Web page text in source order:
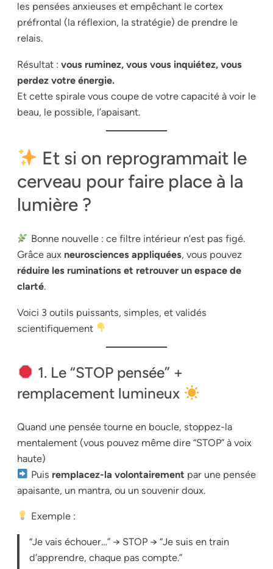
les pensées anxieuses et empêchant le cortex
préfrontal (la réflexion, la stratégie) de prendre le
relais.
Résultat : vous ruminez, vous vous inquiétez, vous
perdez votre énergie.
Et cette spirale vous coupe de votre capacité à voir le
beau, le possible, l’apaisant.
Et si on reprogrammait le
cerveau pour faire place à la
lumière ?
Bonne nouvelle : ce filtre intérieur n’est pas figé.
Grâce aux neurosciences appliquées, vous pouvez
réduire les ruminations et retrouver un espace de
clarté.
Voici 3 outils puissants, simples, et validés
scientifiquement
1. Le “STOP pensée” +
remplacement lumineux
Quand une pensée tourne en boucle, stoppez-la
mentalement (vous pouvez même dire “STOP” à voix
haute)
Puis remplacez-la volontairement par une pensée
apaisante, un mantra, ou un souvenir doux.
Exemple :
“Je vais échouer…” → STOP → “Je suis en train
d’apprendre, chaque pas compte.”